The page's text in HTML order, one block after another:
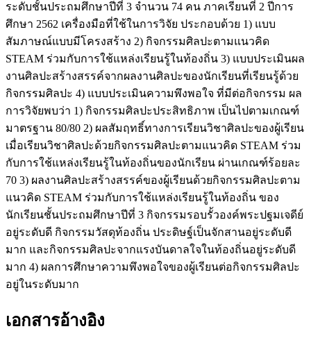
ระดับชั้นประถมศึกษาปีที่ 3 จำนวน 74 คน ภาคเรียนที่ 2 ปีการ
ศึกษา 2562 เครื่องมือที่ใช้ในการวิจัย ประกอบด้วย 1) แบบ
สัมภาษณ์แบบมีโครงสร้าง 2) กิจกรรมศิลปะตามแนวคิด
STEAM ร่วมกับการใช้แหล่งเรียนรู้ในท้องถิ่น 3) แบบประเมินผล
งานศิลปะสร้างสรรค์จากผลงานศิลปะของนักเรียนที่เรียนรู้ด้วย
กิจกรรมศิลปะ 4) แบบประเมินความพึงพอใจ ที่มีต่อกิจกรรม ผล
การวิจัยพบว่า 1) กิจกรรมศิลปะประสิทธิภาพ เป็นไปตามเกณฑ์
มาตรฐาน 80/80 2) ผลสัมฤทธิ์ทางการเรียนวิชาศิลปะของผู้เรียน
เมื่อเรียนวิชาศิลปะด้วยกิจกรรมศิลปะตามแนวคิด STEAM ร่วม
กับการใช้แหล่งเรียนรู้ในท้องถิ่นของนักเรียน ผ่านเกณฑ์ร้อยละ
70 3) ผลงานศิลปะสร้างสรรค์ของผู้เรียนด้วยกิจกรรมศิลปะตาม
แนวคิด STEAM ร่วมกับการใช้แหล่งเรียนรู้ในท้องถิ่น ของ
นักเรียนชั้นประถมศึกษาปีที่ 3 กิจกรรมรอบรั้วองค์พระปฐมเจดีย์
อยู่ระดับดี กิจกรรมวัสดุท้องถิ่น ประดิษฐ์เป็นจักสานอยู่ระดับดี
มาก และกิจกรรมศิลปะจากแรงบันดาลใจในท้องถิ่นอยู่ระดับดี
มาก 4) ผลการศึกษาความพึงพอใจของผู้เรียนต่อกิจกรรมศิลปะ
อยู่ในระดับมาก
เอกสารอ้างอิง